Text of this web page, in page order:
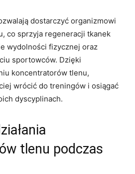
⁤dostarczyć organizmowi⁢
⁢co ⁣sprzyja regeneracji tkanek
wydolności fizycznej oraz
sportowców. Dzięki‍
koncentratorów tlenu,
wrócić⁤ do treningów⁣ i osiągać
dyscyplinach.
​tlenu podczas⁤